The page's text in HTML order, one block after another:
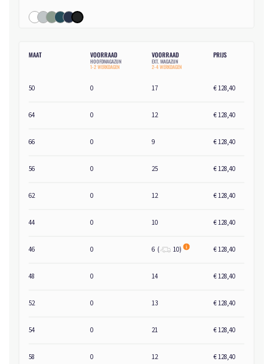
MAAT VOORRAAD
HOOFDMAGAZIJN
1-2 WERKDAGEN
VOORRAAD
EXT. MAGAZIJN
2-4 WERKDAGEN
PRIJS
50 0 17 € 128,40
64 0 12 € 128,40
66 0 9 € 128,40
56 0 25 € 128,40
62 0 12 € 128,40
44 0 10 € 128,40
46 0 6 ( 10) € 128,40
48 0 14 € 128,40
52 0 13 € 128,40
54 0 21 € 128,40
58 0 12 € 128,40